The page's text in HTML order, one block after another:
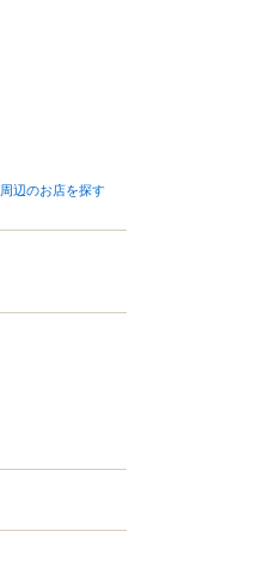
周辺のお店を探す